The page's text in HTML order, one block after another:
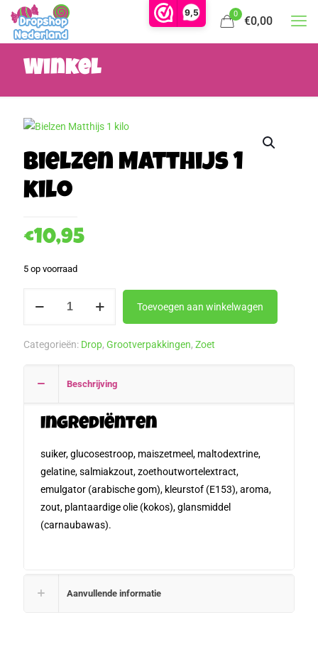
9,5 0
€0,00
Winkel
Bielzen Matthijs 1
kilo
€10,95
5 op voorraad
kilo
Toevoegen aan winkelwagen
Categorieën: Drop, Grootverpakkingen, Zoet
Beschrijving
Ingrediënten
suiker, glucosestroop, maiszetmeel, maltodextrine,
gelatine, salmiakzout, zoethoutwortelextract,
emulgator (arabische gom), kleurstof (E153), aroma,
zout, plantaardige olie (kokos), glansmiddel
(carnaubawas).
Aanvullende informatie